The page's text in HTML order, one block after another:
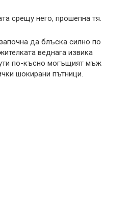
срещу него, прошепна тя.
да блъска силно по
веднага извика
по-късно могъщият мъж
шокирани пътници.